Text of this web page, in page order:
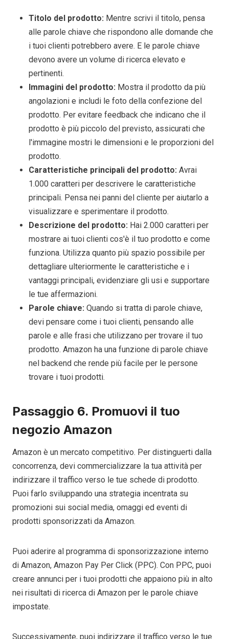
Titolo del prodotto: Mentre scrivi il titolo, pensa
alle parole chiave che rispondono alle domande che
i tuoi clienti potrebbero avere. E le parole chiave
devono avere un volume di ricerca elevato e
pertinenti.
Immagini del prodotto: Mostra il prodotto da più
angolazioni e includi le foto della confezione del
prodotto. Per evitare feedback che indicano che il
prodotto è più piccolo del previsto, assicurati che
l'immagine mostri le dimensioni e le proporzioni del
prodotto.
Caratteristiche principali del prodotto: Avrai
1.000 caratteri per descrivere le caratteristiche
principali. Pensa nei panni del cliente per aiutarlo a
visualizzare e sperimentare il prodotto.
Descrizione del prodotto: Hai 2.000 caratteri per
mostrare ai tuoi clienti cos'è il tuo prodotto e come
funziona. Utilizza quanto più spazio possibile per
dettagliare ulteriormente le caratteristiche e i
vantaggi principali, evidenziare gli usi e supportare
le tue affermazioni.
Parole chiave: Quando si tratta di parole chiave,
devi pensare come i tuoi clienti, pensando alle
parole e alle frasi che utilizzano per trovare il tuo
prodotto. Amazon ha una funzione di parole chiave
nel backend che rende più facile per le persone
trovare i tuoi prodotti.
Passaggio 6. Promuovi il tuo
negozio Amazon
Amazon è un mercato competitivo. Per distinguerti dalla
concorrenza, devi commercializzare la tua attività per
indirizzare il traffico verso le tue schede di prodotto.
Puoi farlo sviluppando una strategia incentrata su
promozioni sui social media, omaggi ed eventi di
prodotti sponsorizzati da Amazon.
Puoi aderire al programma di sponsorizzazione interno
di Amazon, Amazon Pay Per Click (PPC). Con PPC, puoi
creare annunci per i tuoi prodotti che appaiono più in alto
nei risultati di ricerca di Amazon per le parole chiave
impostate.
Successivamente, puoi indirizzare il traffico verso le tue